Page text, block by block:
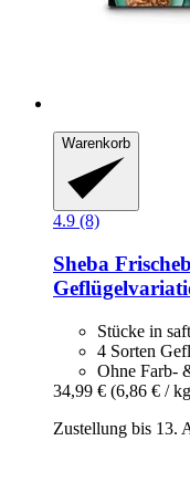
Warenkorb
4.9 (8)
Sheba
Stücke in
4 Sorten
Ohne Farb-
34,99 € (6,86 € /
Zustellung bis 13.